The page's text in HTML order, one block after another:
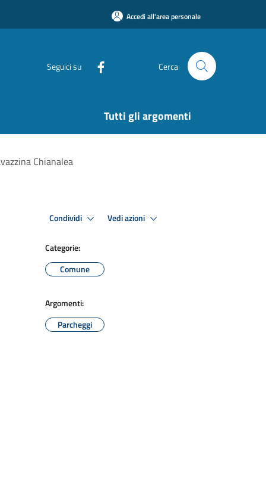
Accedi all'area personale
Seguici su Cerca
Tutti gli argomenti
Chianalea
Condividi Vedi azioni
Categorie:
Comune
Argomenti:
Parcheggi